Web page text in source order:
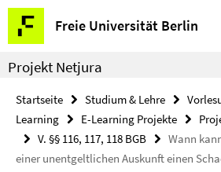
Springe
direkt
zu
Inhalt
Freie Universität Berlin
Service-
Navigation
Projekt Netjura
Startseite Studium & Lehre
Learning
E-Learning Projekte
V. §§ 116, 117, 118 BGB
Wann
einer unentgeltlichen Auskunft einen